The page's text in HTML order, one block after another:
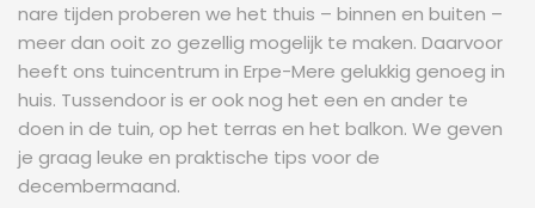
nare tijden proberen we het thuis – binnen en buiten –
meer dan ooit zo gezellig mogelijk te maken. Daarvoor
heeft ons tuincentrum in Erpe-Mere gelukkig genoeg in
huis. Tussendoor is er ook nog het een en ander te
doen in de tuin, op het terras en het balkon. We geven
je graag leuke en praktische tips voor de
decembermaand.